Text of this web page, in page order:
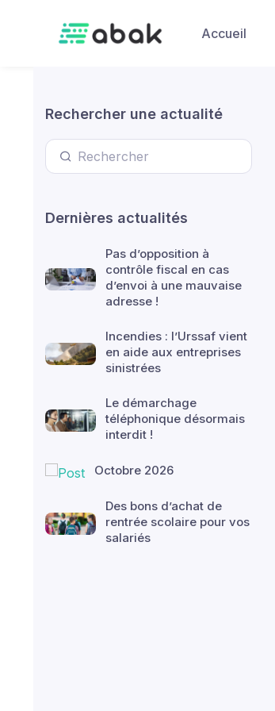
Accueil
Rechercher une actualité
Dernières actualités
Pas d’opposition à
contrôle fiscal en cas
d’envoi à une mauvaise
adresse !
Incendies : l’Urssaf vient
en aide aux entreprises
sinistrées
Le démarchage
téléphonique désormais
interdit !
Octobre 2026
Des bons d’achat de
rentrée scolaire pour vos
salariés